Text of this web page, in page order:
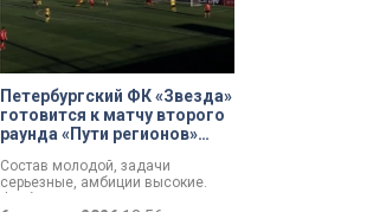
Петербургский ФК «Звезда»
готовится к матчу второго
раунда «Пути регионов»
Состав молодой, задачи
серьезные, амбиции высокие.
Футбольная «Звезда»,